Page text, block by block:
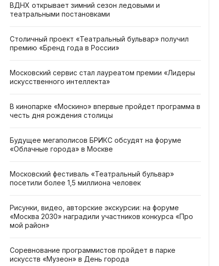
ВДНХ открывает зимний сезон ледовыми и
театральными постановками
Столичный проект «Театральный бульвар» получил
премию «Бренд года в России»
Московский сервис стал лауреатом премии «Лидеры
искусственного интеллекта»
В кинопарке «Москино» впервые пройдет программа в
честь дня рождения столицы
Будущее мегаполисов БРИКС обсудят на форуме
«Облачные города» в Москве
Московский фестиваль «Театральный бульвар»
посетили более 1,5 миллиона человек
Рисунки, видео, авторские экскурсии: на форуме
«Москва 2030» наградили участников конкурса «Про
мой район»
Соревнование программистов пройдет в парке
искусств «Музеон» в День города